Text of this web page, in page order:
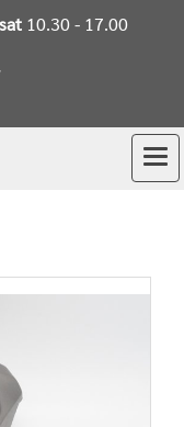
10.30 - 17.00